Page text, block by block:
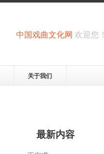
中国戏曲文化网 欢迎您！
关于我们
最新内容